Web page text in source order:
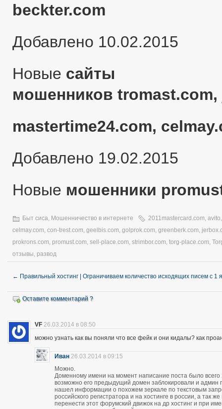
beckter.com
Добавлено 10.02.2015
Новые сайты
мошенников
mastertime24.com,
Добавлено 19.02.2015
Новые мошенники
Быт сиса Мошенничество в интернете 2011mastercard.com avito
celmay.com con-trest.com geelbis.com golprok.com greenberk.com
prokrons.com promust.com sell-place.com strimbor.com torg-place.com
отзывы развод
← Правильный хостинг | Ограничиваем количество исходящих писем с 1
Оставите комментарий ?
VF 26.03.2014 в 08:50
можно узнать как вы поняли что все фейк и они кидалы? как
Иван 26.03.2014 в 09:15
Можно.
Доменному имени на момент написание поста было
возможно его предыдущий домен заблокировали и админ
нашел информации о похожем зеркале по текстовым
российского регистратора и на хостинге в россии, а
перенести этот форумский движок на др хостинг и при